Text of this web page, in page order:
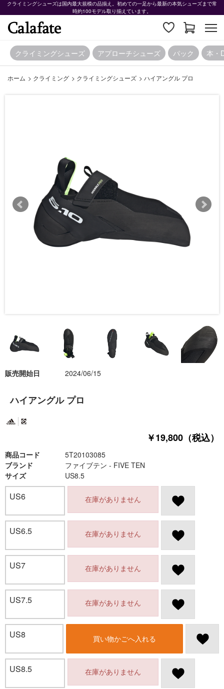
クライミングシューズは国内最大規模の品揃え。初めての一足から最新の本気シューズまで常
時約100モデル取り揃えています。
クライミングシューズ アプローチシューズ パック 本・
ホーム > クライミング > クライミングシューズ > ハイアングル プロ
ハイアングル プロ
￥19,800（税込）
商品コード 5T20103085
販売開始日 2024/06/15
ブランド
ファイブテン - FIVE TEN
サイズ
US8.5
US6 在庫がありません
US6.5 在庫がありません
US7 在庫がありません
US7.5 在庫がありません
US8 買い物かごへ入れる
US8.5 在庫がありません